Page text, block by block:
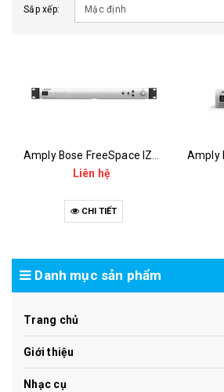
Sắp xếp:
Liên hệ
CHI TIẾT
Danh mục sản phẩm
Trang chủ
Giới thiệu
Nhạc cụ